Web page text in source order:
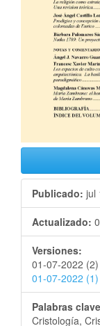
Publicado: jul
Actualizado:
Versiones:
01-07-2022 (2)
01-07-2022 (1)
Palabras
Cristología,